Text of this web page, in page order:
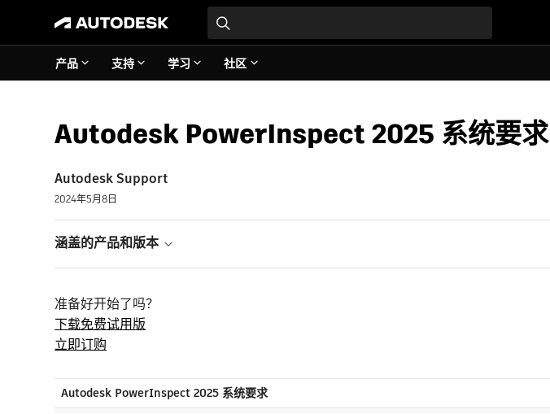
产品 支持 学习 社区
Autodesk PowerInspect 2025 系统要求
Autodesk Support
2024年5月8日
涵盖的产品和版本
准备好开始了吗？
下载免费试用版
立即订购
Autodesk PowerInspect 2025 系统要求